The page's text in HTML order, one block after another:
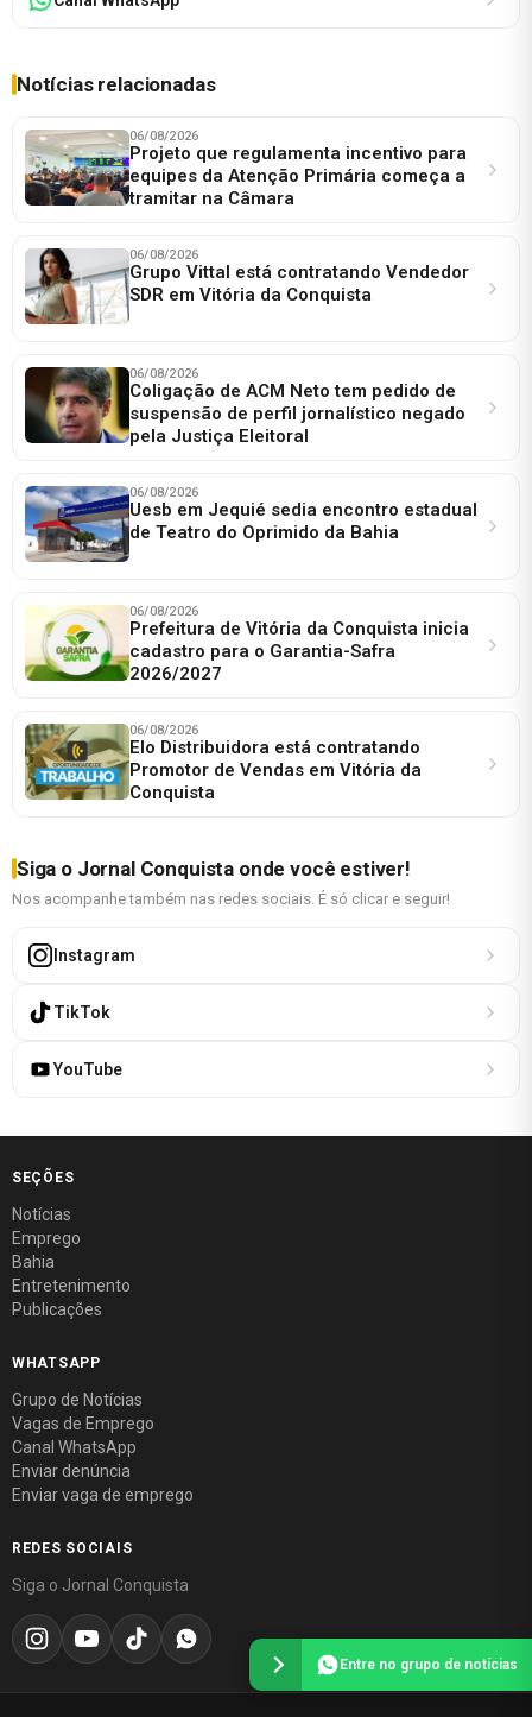
Notícias relacionadas
06/08/2026
Projeto que regulamenta incentivo para
equipes da Atenção Primária começa a
tramitar na Câmara
06/08/2026
Grupo Vittal está contratando Vendedor
SDR em Vitória da Conquista
06/08/2026
Coligação de ACM Neto tem pedido de
suspensão de perfil jornalístico negado
pela Justiça Eleitoral
06/08/2026
Uesb em Jequié sedia encontro estadual
de Teatro do Oprimido da Bahia
06/08/2026
Prefeitura de Vitória da Conquista inicia
cadastro para o Garantia-Safra
2026/2027
06/08/2026
Elo Distribuidora está contratando
Promotor de Vendas em Vitória da
Conquista
Siga o Jornal Conquista onde você estiver!
Nos acompanhe também nas redes sociais. É só clicar e seguir!
Instagram
TikTok
YouTube
SEÇÕES
Notícias
Emprego
Bahia
Entretenimento
Publicações
WHATSAPP
Grupo de Notícias
Vagas de Emprego
Canal WhatsApp
Enviar denúncia
Enviar vaga de emprego
REDES SOCIAIS
Siga o Jornal Conquista
Entre no grupo de notícias